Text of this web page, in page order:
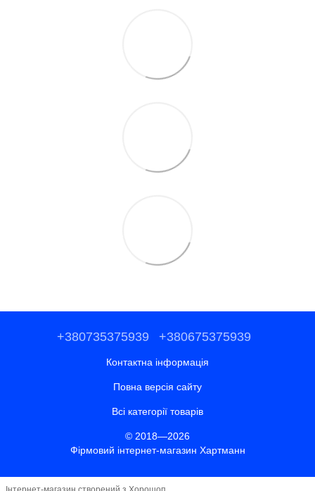
+380735375939 +380675375939
Контактна інформація
Повна версія сайту
Всі категорії товарів
© 2018—2026
Фірмовий інтернет-магазин Хартманн